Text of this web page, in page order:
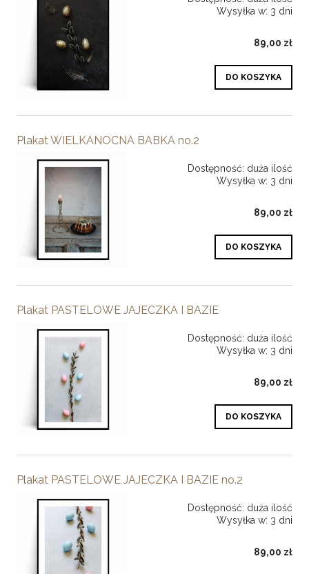
Wysyłka w: 3 dni
89,00 zł
DO KOSZYKA
Plakat WIELKANOCNA BABKA no.2
Dostępność: duża ilość
Wysyłka w: 3 dni
89,00 zł
DO KOSZYKA
Plakat PASTELOWE JAJECZKA I BAZIE
Dostępność: duża ilość
Wysyłka w: 3 dni
89,00 zł
DO KOSZYKA
Plakat PASTELOWE JAJECZKA I BAZIE no.2
Dostępność: duża ilość
Wysyłka w: 3 dni
89,00 zł